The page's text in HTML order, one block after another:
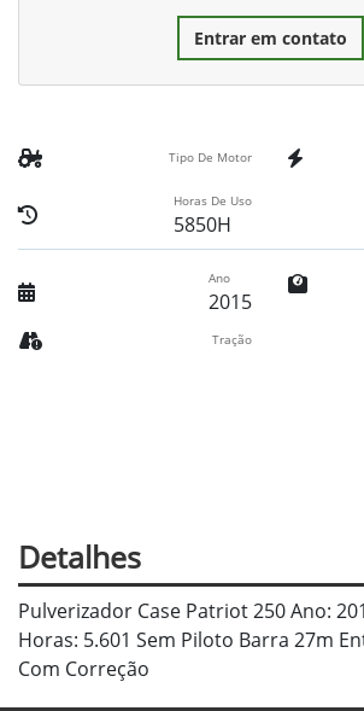
Entrar em contato
Tipo De Motor
Horas De Uso
5850H
Ano
2015
Tração
Detalhes
Pulverizador Case Patriot 250 Ano:
Horas: 5.601 Sem Piloto Barra 27m
Com Correção